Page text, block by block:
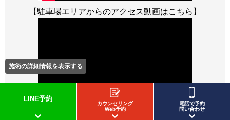
【駐車場エリアからのアクセス動画はこちら】
施術の詳細情報を表示する
LINE予約
カウンセリング
Web予約
電話で予約
問い合わせ